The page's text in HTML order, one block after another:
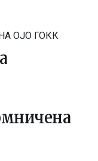
ОЈО ГОКК